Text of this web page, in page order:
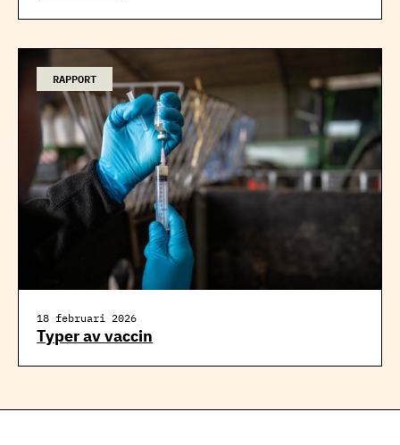
RAPPORT
18 februari 2026
Typer av vaccin